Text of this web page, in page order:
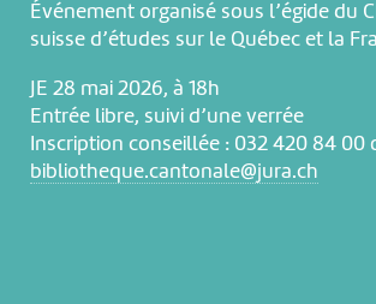
Événement organisé sous l’égide du
suisse d’études sur le Québec et la
JE 28 mai 2026, à 18h
Entrée libre, suivi d’une verrée
Inscription conseillée : 032 420 84 00
bibliotheque.cantonale@jura.ch